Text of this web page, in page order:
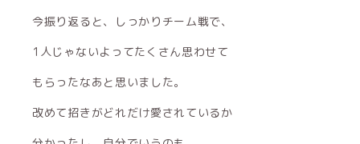
今振り返ると、しっかりチーム戦で、
1人じゃないよってたくさん思わせて
もらったなあと思いました。
改めて招きがどれだけ愛されているか